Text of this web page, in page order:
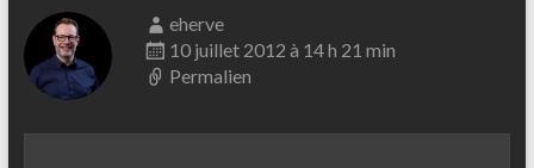
eherve
10 juillet 2012 à 14 h 21 min
Permalien